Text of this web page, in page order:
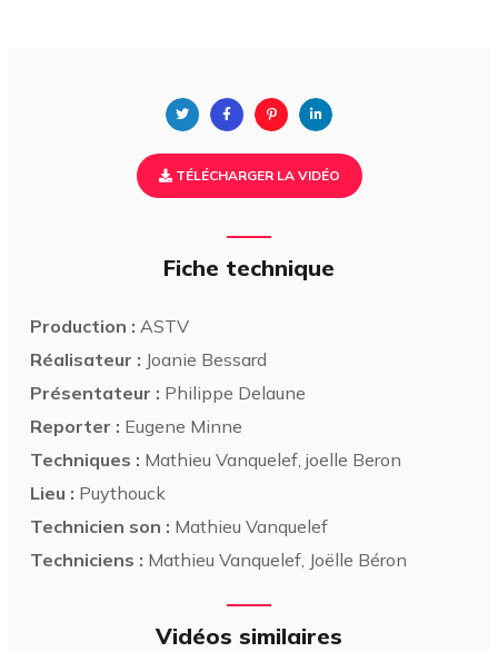
TÉLÉCHARGER LA VIDÉO
Fiche technique
Production : ASTV
Réalisateur : Joanie Bessard
Présentateur : Philippe Delaune
Reporter : Eugene Minne
Techniques : Mathieu Vanquelef, joelle Beron
Lieu : Puythouck
Technicien son : Mathieu Vanquelef
Techniciens : Mathieu Vanquelef, Joëlle Béron
Vidéos similaires